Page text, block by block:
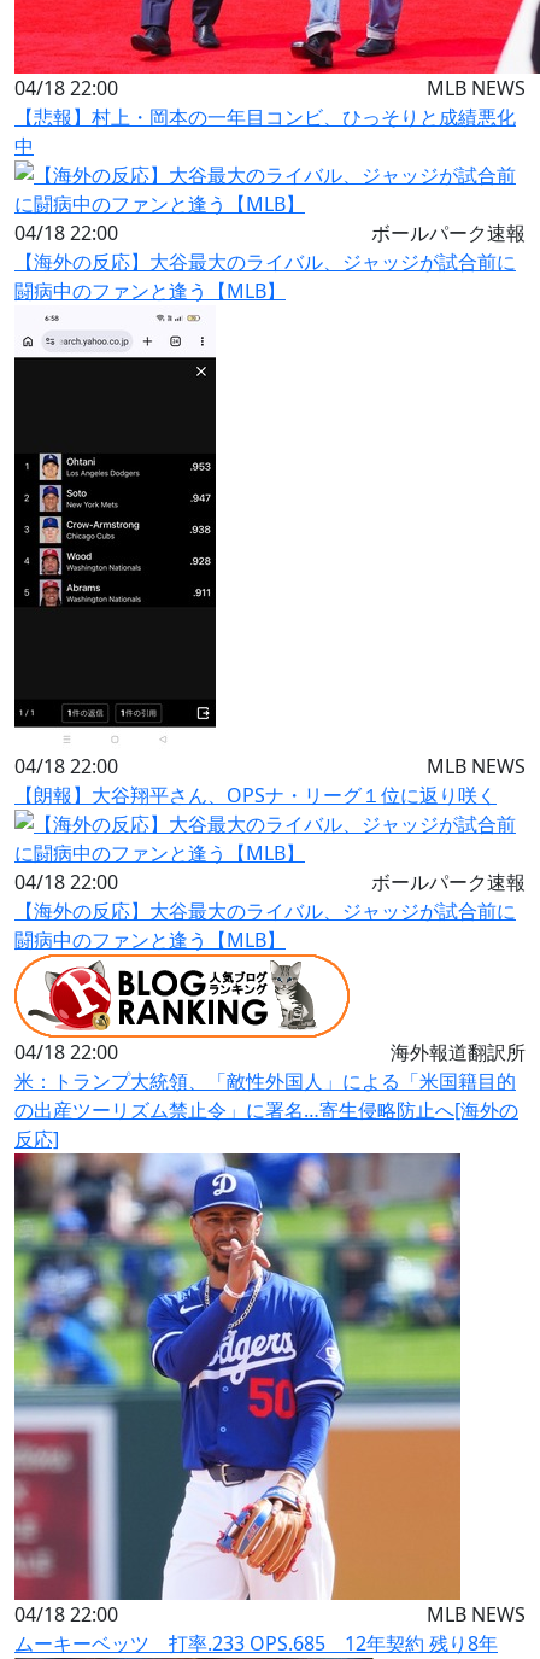
04/18 22:00
MLB NEWS
【悲報】村上・岡本の一年目コンビ、ひっそりと成績悪化
中
04/18 22:00
ボールパーク速報
【海外の反応】大谷最大のライバル、ジャッジが試合前に
闘病中のファンと逢う【MLB】
04/18 22:00
MLB NEWS
【朗報】大谷翔平さん、OPSナ・リーグ１位に返り咲く
04/18 22:00
ボールパーク速報
【海外の反応】大谷最大のライバル、ジャッジが試合前に
闘病中のファンと逢う【MLB】
04/18 22:00
海外報道翻訳所
米：トランプ大統領、「敵性外国人」による「米国籍目的
の出産ツーリズム禁止令」に署名…寄生侵略防止へ[海外の
反応]
04/18 22:00
MLB NEWS
ムーキーベッツ 打率.233 OPS.685 12年契約 残り8年